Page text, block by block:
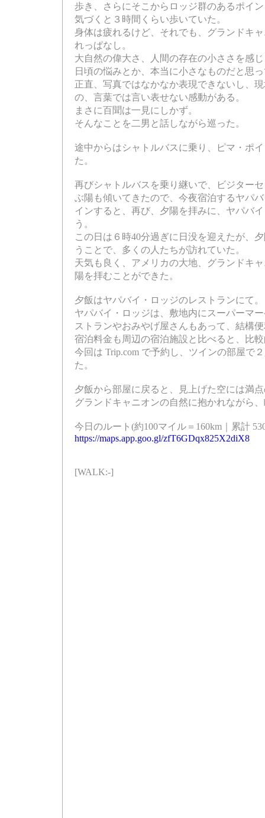
歩き、さらにそこからロッジ群のあるポイ
気づくと３時間くらい歩いていた。
身体は疲れるけど、それでも、グランドキ
れっぱなし。
大自然の偉大さ、人間の存在の小ささを感
日頃の悩みとか、本当に小さなものだと思
正直、写真ではなかなか表現できないし、
の、言葉では言い表せない感動がある。
まさに百聞は一見にしかず。
そんなことを二男と話しながら巡った。
途中からはシャトルバスに乗り、ピマ・ポ
た。
再びシャトルバスを乗り継いで、ビジター
ぶ陽も傾いてきたので、今夜宿泊するヤパ
インすると、再び、夕陽を拝みに、ヤパバ
う。
この日は６時40分過ぎに日没を迎えたが、
うことで、多くの人たちが訪れていた。
天気も良く、アメリカの大地、グランドキ
陽を拝むことができた。
夕飯はヤパバイ・ロッジのレストランにて。
ヤパバイ・ロッジは、敷地内にスーパーマ
ストランやおみやげ屋さんもあって、結構
宿泊料金も周辺の宿泊施設と比べると、比
今回は Trip.com で予約し、ツインの部屋で
た。
夕飯から部屋に戻ると、見上げた空には満
グランドキャニオンの自然に抱かれながら
今日のルート(約100マイル＝160km｜累計
https://maps.app.goo.gl/zfT6GDqx825X2diX8
[WALK:-]